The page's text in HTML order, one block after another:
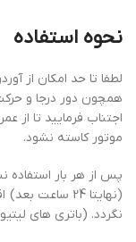
نحوه استفاده
لطفا تا حد امکان از
همچون دور درجا و
اجتناب فرمایید تا از
موتور کاسته نشود.
پس از هر بار
(نهایتا 24
نگردد. (باتری های